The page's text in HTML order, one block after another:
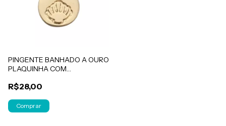
PINGENTE BANHADO A OURO
PLAQUINHA COM
R$28,00
Comprar